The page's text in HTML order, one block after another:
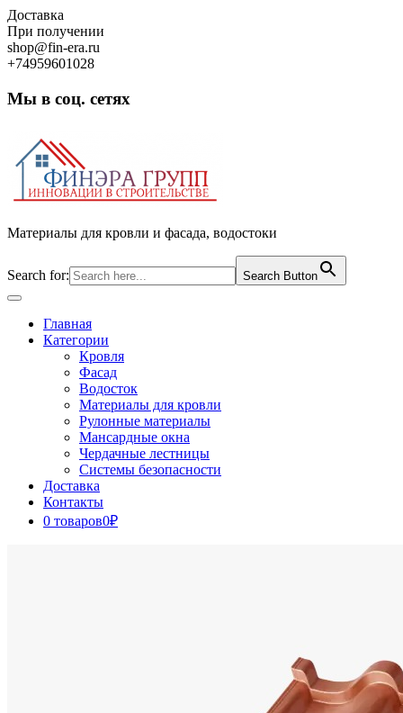
Skip
to
content
Доставка
При получении
shop@fin-era.ru
+74959601028
Мы в соц. сетях
Материалы для кровли и фасада, водостоки
Search for: Search Button
Open
ButtonГлавная
Категории
Кровля
Фасад
Водосток
Материалы для кровли
Рулонные материалы
Мансардные окна
Чердачные лестницы
Системы безопасности
Доставка
Контакты
0 товаров0₽